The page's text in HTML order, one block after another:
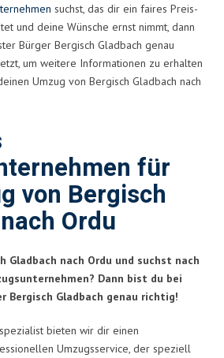
suchst, das dir ein faires Preis-
und deine Wünsche ernst nimmt, dann
Bürger Bergisch Gladbach genau
um weitere Informationen zu erhalten
Umzug von Bergisch Gladbach nach
für
von Bergisch
Ordu
Gladbach nach Ordu und suchst nach
Dann bist du bei
Bergisch Gladbach genau richtig!
bieten wir dir einen
Umzugsservice, der speziell